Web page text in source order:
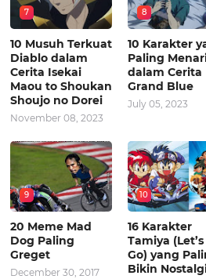
7
10 Musuh Terkuat
Diablo dalam
Cerita Isekai
Maou to Shoukan
Shoujo no Dorei
November 08, 2023
8
10 Karakter
Paling
dalam Cerita
Grand Blue
July 05, 2023
9
20 Meme Mad
Dog Paling
Greget
December 30, 2017
10
16 Karakter
Tamiya (Let’s
Go) yang
Bikin